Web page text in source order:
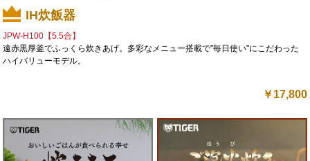
IH炊飯器
JPW-H100【5.5合】
遠赤黒厚釜でふっくら炊きあげ。多彩なメニュー搭載で"毎日使い"にこだわった
ハイバリューモデル。
￥17,800